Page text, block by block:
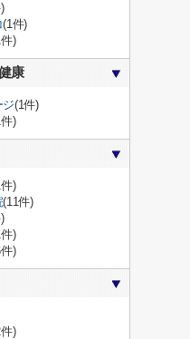
(1件)
)
康
ジ(1件)
)
)
(11件)
)
)
)